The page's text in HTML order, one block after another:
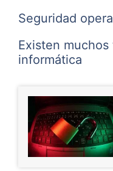
Seguridad
Existen
informática